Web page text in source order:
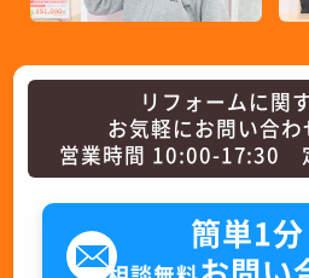
リフォームに関
お気軽にお問い合
営業時間 10:00-17:30
簡単1分